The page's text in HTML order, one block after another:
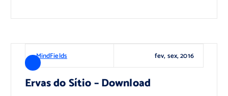
MindFields fev, sex, 2016
Ervas do Sítio – Download